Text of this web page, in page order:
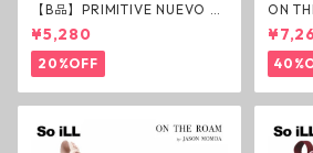
【B品】PRIMITIVE NUEVO SC
RIPT HW TEE WHITE ヘビー
ウェイトTシャツ ホワイト プ
リミティブ
¥5,280
20%OFF
ON
a Tee
オン
ア